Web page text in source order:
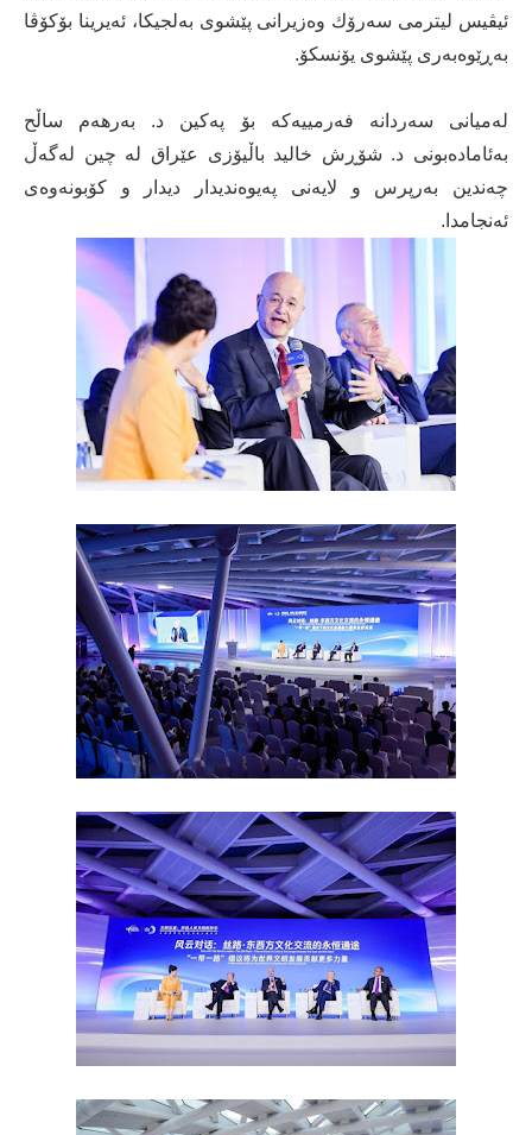
ئیڤیس لیترمی سه‌رۆك وه‌زیرانی پێشوی به‌لجیكا، ئه‌یرینا بۆكۆڤا
به‌ڕێوه‌به‌ری پێشوی یۆنسكۆ.
له‌میانی سه‌ردانه‌ فه‌رمییه‌كه‌ بۆ په‌كین د. به‌رهه‌م ساڵح
به‌ئاماده‌بونی د. شۆڕش خالید باڵیۆزی عێراق له‌ چین له‌گه‌ڵ
چه‌ندین به‌رپرس و لایه‌نی په‌یوه‌ندیدار دیدار و كۆبونه‌وه‌ی
ئه‌نجامدا.